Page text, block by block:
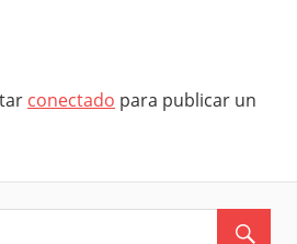
conectado para publicar un